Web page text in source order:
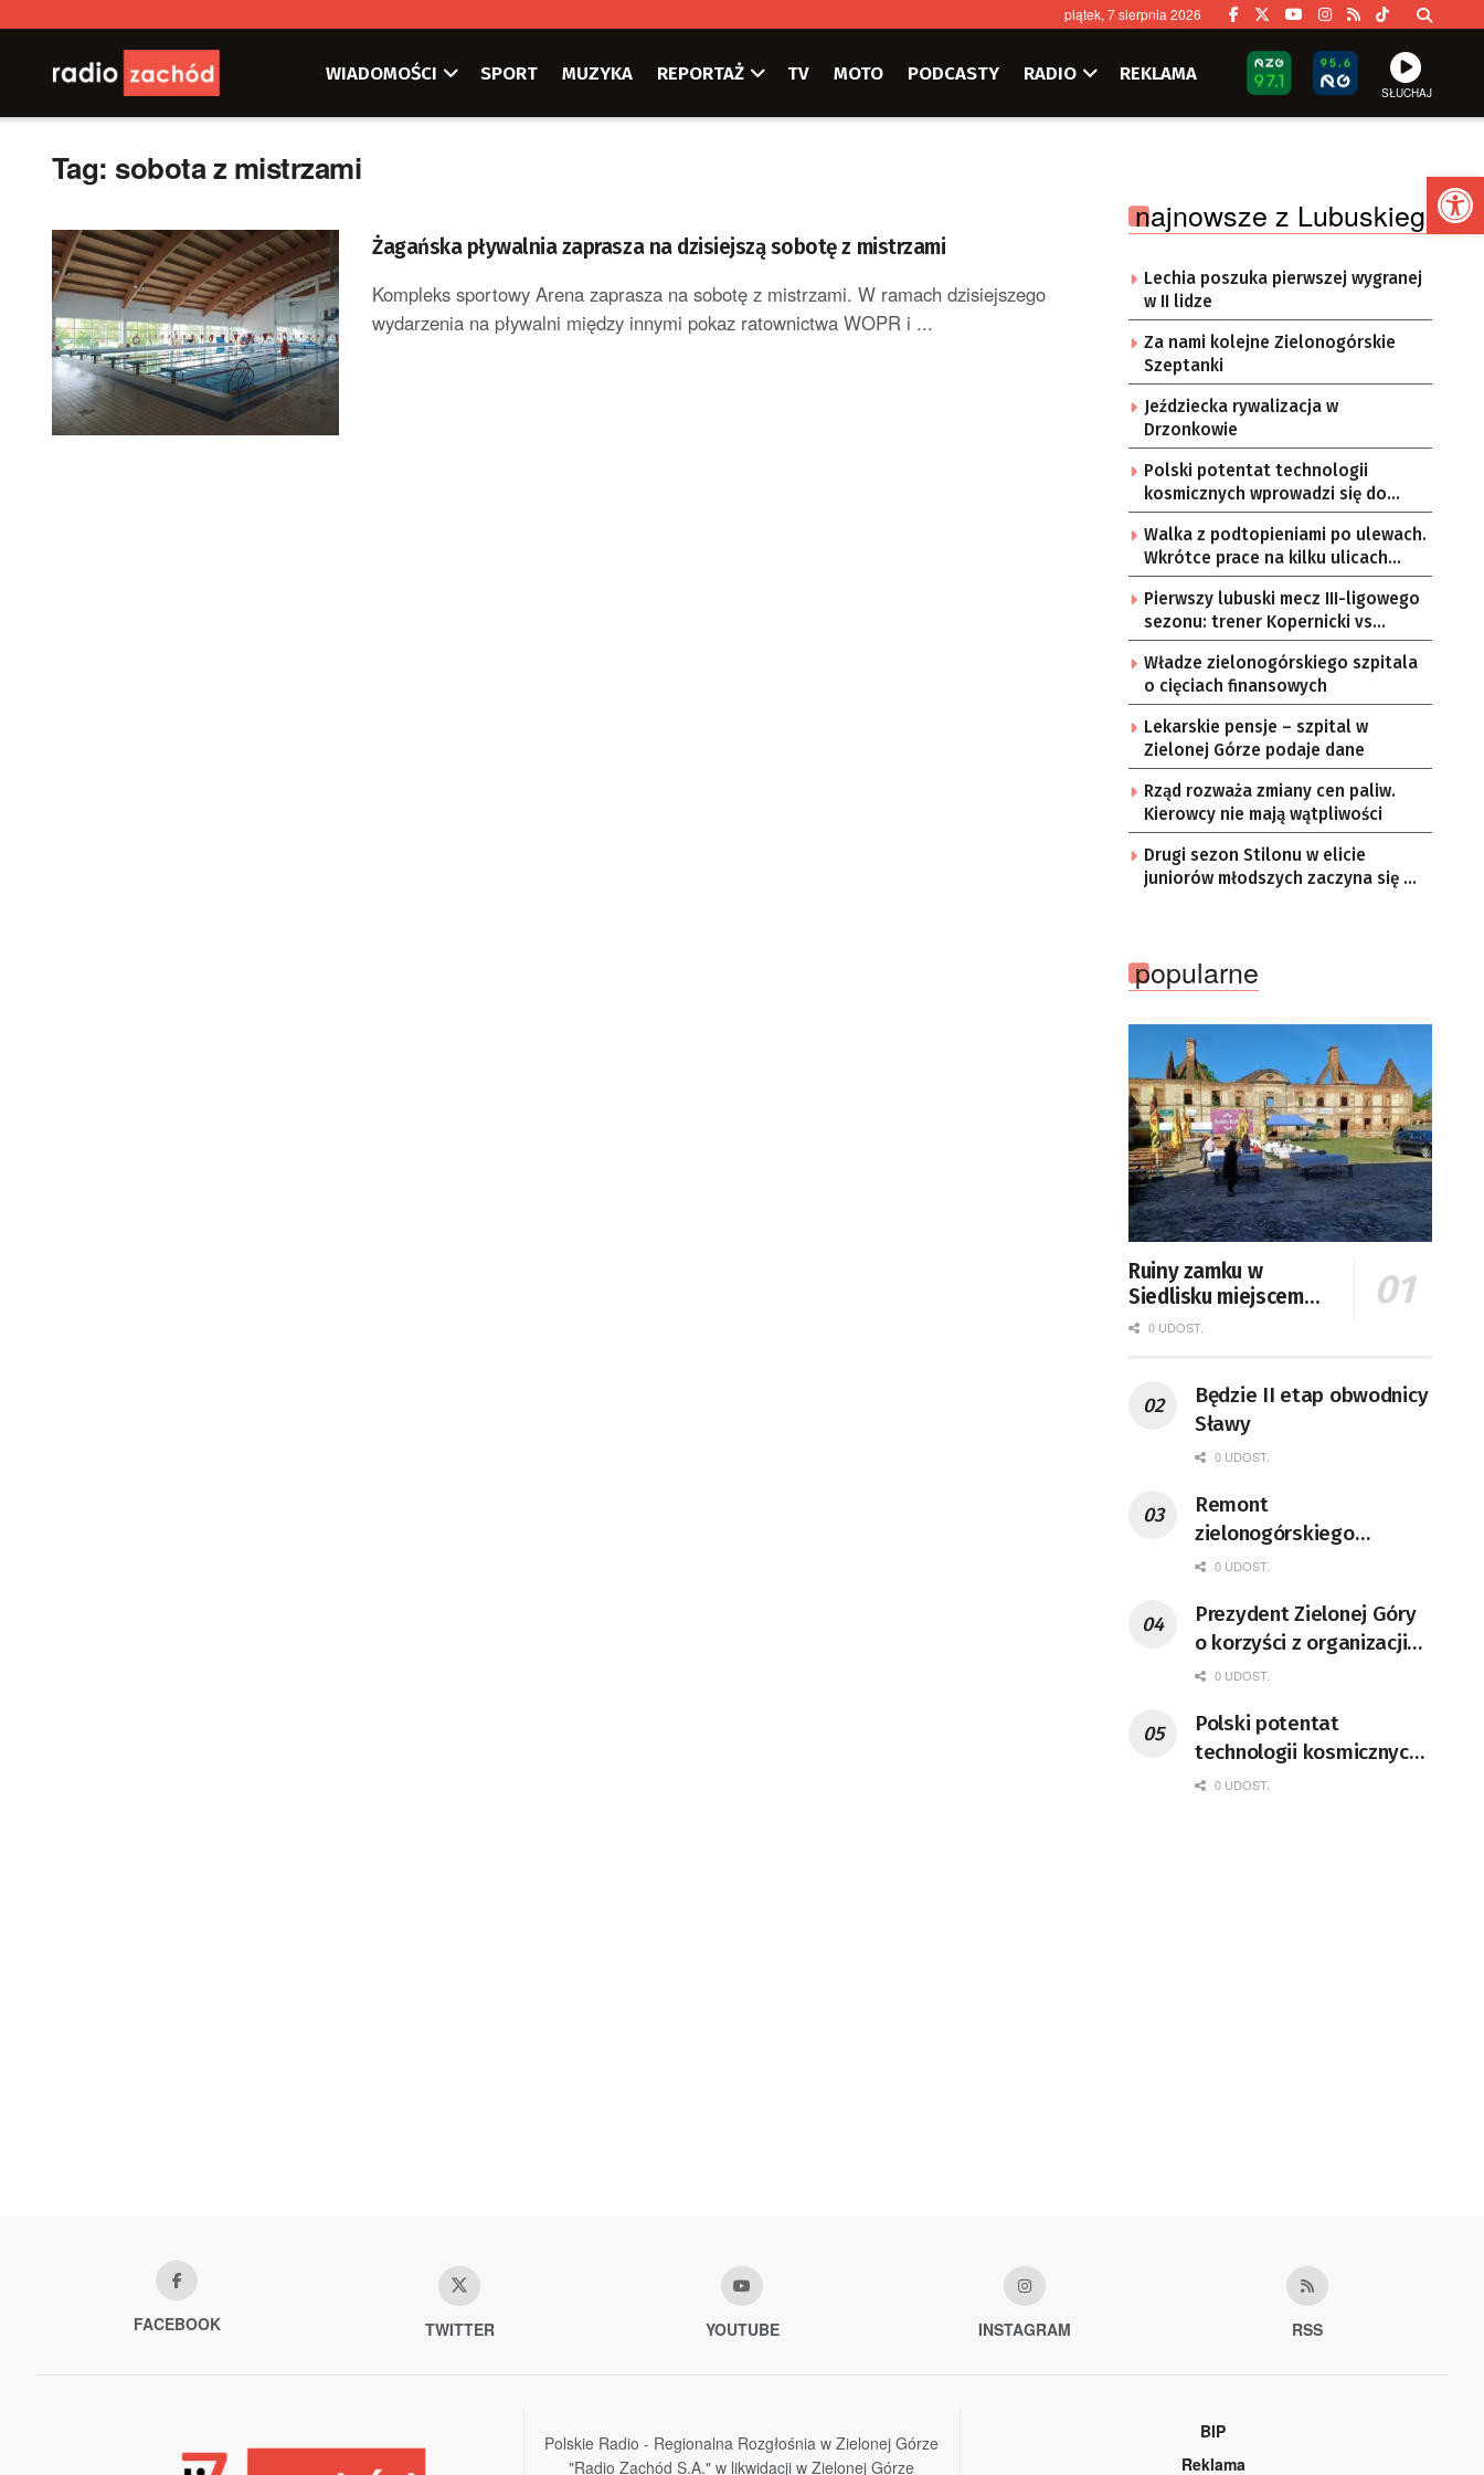
piątek, 7 sierpnia 2026
WIADOMOŚCI SPORT MUZYKA REPORTAŻ TV MOTO PODCASTY RADIO REKLAMA
SŁUCHAJ
Tag: sobota z mistrzami
Żagańska pływalnia zaprasza na dzisiejszą sobotę z mistrzami
Kompleks sportowy Arena zaprasza na sobotę z mistrzami. W ramach dzisiejszego
wydarzenia na pływalni między innymi pokaz ratownictwa WOPR i ...
najnowsze z Lubuskiego
Lechia poszuka pierwszej wygranej
w II lidze
Za nami kolejne Zielonogórskie
Szeptanki
Jeździecka rywalizacja w
Drzonkowie
Polski potentat technologii
kosmicznych wprowadzi się do
Zielonej Góry
Walka z podtopieniami po ulewach.
Wkrótce prace na kilku ulicach
Gorzowa
Pierwszy lubuski mecz III-ligowego
sezonu: trener Kopernicki vs
starzy znajomi
Władze zielonogórskiego szpitala
o cięciach finansowych
Lekarskie pensje – szpital w
Zielonej Górze podaje dane
Rząd rozważa zmiany cen paliw.
Kierowcy nie mają wątpliwości
Drugi sezon Stilonu w elicie
juniorów młodszych zaczyna się w
popularne
Ruiny zamku w
Siedlisku miejscem
święta plonów
0 UDOST.
Będzie II etap obwodnicy
Sławy
0 UDOST.
Remont
zielonogórskiego
deptaka zgodnie z
0 UDOST.
Prezydent Zielonej Góry
o korzyści z organizacji
mety Tour de Pologne
0 UDOST.
Polski potentat
technologii kosmicznych
wprowadzi się do Zielonej
0 UDOST.
FACEBOOK TWITTER YOUTUBE INSTAGRAM RSS
Polskie Radio - Regionalna Rozgłośnia w Zielonej Górze
"Radio Zachód S.A." w likwidacji w Zielonej Górze
BIP
Reklama